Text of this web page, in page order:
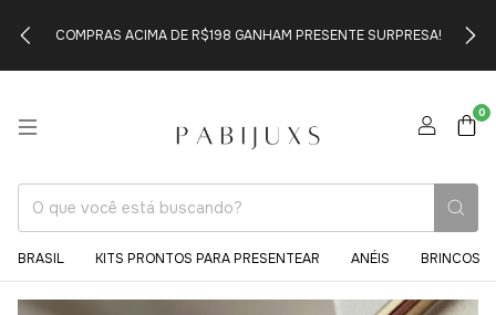
COMPRAS ACIMA DE R$198 GANHAM PRESENTE SURPRESA!
0
BRASIL KITS PRONTOS PARA PRESENTEAR ANÉIS BRINCOS